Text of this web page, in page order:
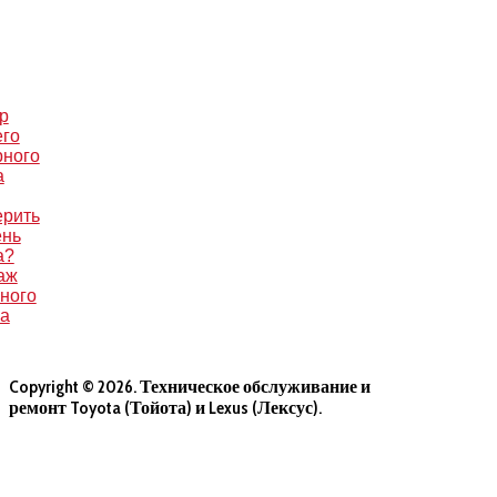
Copyright © 2026. Техническое обслуживание и
ремонт Toyota (Тойота) и Lexus (Лексус).